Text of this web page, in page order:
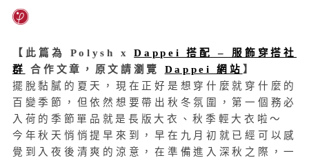
【此篇為 Polysh xDappei 搭配 – 服飾穿搭社
群
合作文章，原文請瀏覽 Dappei 網站 】
擺脫黏膩的夏天，現在正好是想穿什麼就穿什麼的
百變季節，但依然想要帶出秋冬氛圍，第一個務必
入荷的季節單品就是長版大衣、秋季輕大衣啦～
今年秋天悄悄提早來到，早在九月初就已經可以感
覺到入夜後清爽的涼意，在準備進入深秋之際，一